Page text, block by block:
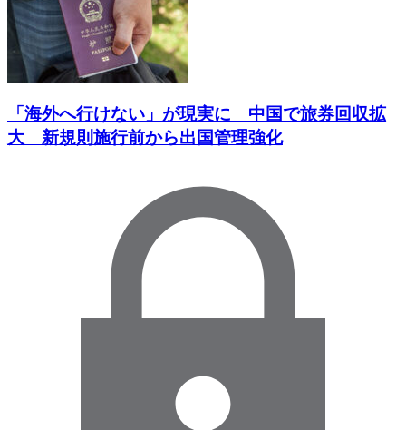
「海外へ行けない」が現実に 中国で旅券回収拡
大 新規則施行前から出国管理強化